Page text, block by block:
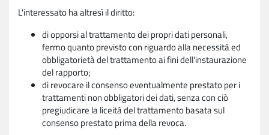
L'interessato ha altresì il diritto:
di opporsi al trattamento dei propri dati personali,
fermo quanto previsto con riguardo alla necessità ed
obbligatorietà del trattamento ai fini dell'instaurazione
del rapporto;
di revocare il consenso eventualmente prestato per i
trattamenti non obbligatori dei dati, senza con ciò
pregiudicare la liceità del trattamento basata sul
consenso prestato prima della revoca.